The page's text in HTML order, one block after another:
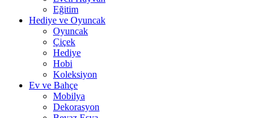
Eğitim
Hediye ve Oyuncak
Oyuncak
Çiçek
Hediye
Hobi
Koleksiyon
Ev ve Bahçe
Mobilya
Dekorasyon